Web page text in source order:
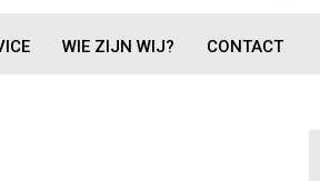
WIE ZIJN WIJ? CONTACT